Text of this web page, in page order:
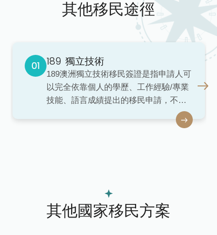
其他移民途徑
189 獨立技術
189澳洲獨立技術移民簽證是指申請人可
以完全依靠個人的學歷、工作經驗/專業
技能、語言成績提出的移民申請，不需
要任何擔保，評分達65分以上，可直接
其他國家移民方案